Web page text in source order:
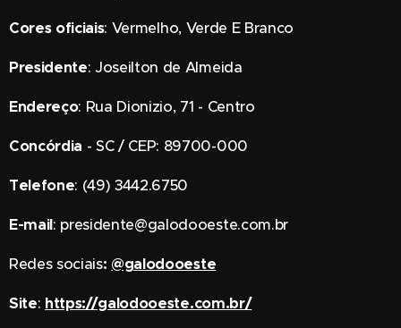
Cores oficiais: Vermelho, Verde E Branco
Presidente: Joseilton de Almeida
Endereço: Rua Dionizio, 71 - Centro
Concórdia - SC / CEP: 89700-000
Telefone: (49) 3442.6750
E-mail: presidente@galodooeste.com.br
Redes sociais: @galodooeste
Site: https://galodooeste.com.br/